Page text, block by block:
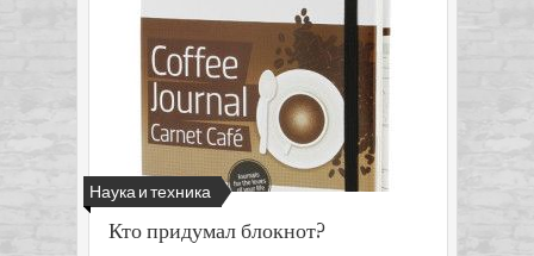
Наука и техника
Кто придумал блокнот?